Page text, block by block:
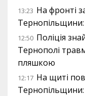
13:23 На фронті
12:50 Поліція
Тернополі
пляшкою
12:17 На щиті